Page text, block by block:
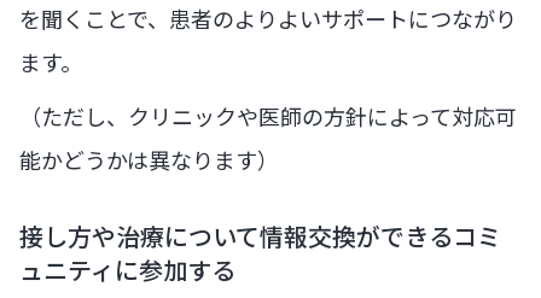
を聞くことで、患者のよりよいサポートにつながり
ます。
（ただし、クリニックや医師の方針によって対応可
能かどうかは異なります）
接し方や治療について情報交換ができるコミ
ュニティに参加する